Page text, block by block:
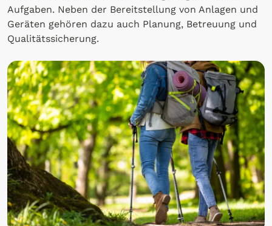
Aufgaben. Neben der Bereitstellung von Anlagen und
Geräten gehören dazu auch Planung, Betreuung und
Qualitätssicherung.